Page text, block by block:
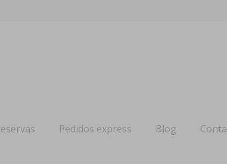
Pedidos express Blog